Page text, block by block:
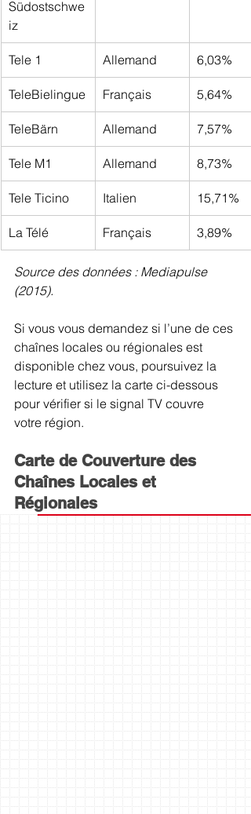
Südostschwe
iz
Tele 1 Allemand 6,03%
TeleBielingue Français 5,64%
TeleBärn Allemand 7,57%
Tele M1 Allemand 8,73%
Tele Ticino Italien 15,71%
La Télé Français 3,89%
Source des données : Mediapulse
(2015).
Si vous vous demandez si l’une de ces
chaînes locales ou régionales est
disponible chez vous, poursuivez la
lecture et utilisez la carte ci-dessous
pour vérifier si le signal TV couvre
votre région.
Carte de Couverture des
Chaînes Locales et
Régionales